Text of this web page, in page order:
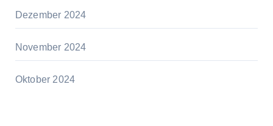
Dezember 2024
November 2024
Oktober 2024